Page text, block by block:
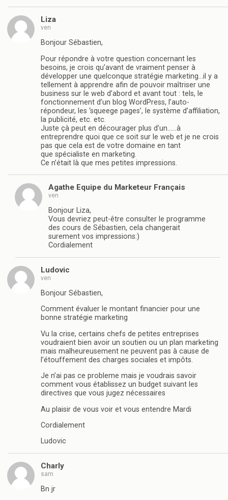
Liza
ven
Bonjour Sébastien,
Pour répondre à votre question concernant les
besoins, je crois qu’avant de vraiment penser à
développer une quelconque stratégie marketing…il y a
tellement à apprendre afin de pouvoir maîtriser une
business sur le web d’abord et avant tout : tels, le
fonctionnement d’un blog WordPress, l’auto-
répondeur, les ‘squeege pages’, le système d’affiliation,
la publicité, etc. etc.
Juste çà peut en décourager plus d’un……à
entreprendre quoi que ce soit sur le web et je ne crois
pas que cela est de votre domaine en tant
que spécialiste en marketing.
Ce n’était là que mes petites impressions.
Agathe Equipe du Marketeur Français
ven
Bonjour Liza,
Vous devriez peut-être consulter le programme
des cours de Sébastien, cela changerait
surement vos impressions:)
Cordialement
Ludovic
ven
Bonjour Sébastien,
Comment évaluer le montant financier pour une
bonne stratégie marketing
Vu la crise, certains chefs de petites entreprises
voudraient bien avoir un soutien ou un plan marketing
mais malheureusement ne peuvent pas à cause de
l’étouffement des charges sociales et impôts.
Je n’ai pas ce probleme mais je voudrais savoir
comment vous établissez un budget suivant les
directives que vous jugez nécessaires
Au plaisir de vous voir et vous entendre Mardi
Cordialement
Ludovic
Charly
sam
Bn jr